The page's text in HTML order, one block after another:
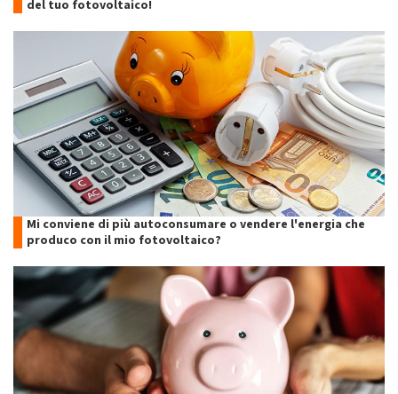
del tuo fotovoltaico!
Mi conviene di più autoconsumare o vendere l'energia che
produco con il mio fotovoltaico?